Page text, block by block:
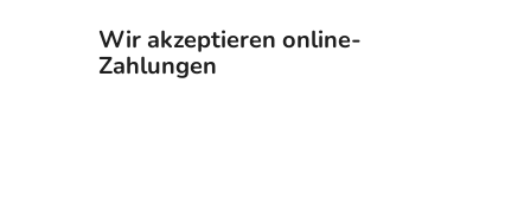
Wir akzeptieren online-
Zahlungen